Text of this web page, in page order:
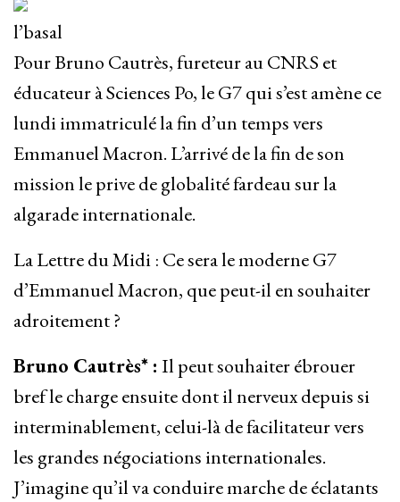
l’basal
Pour Bruno Cautrès, fureteur au CNRS et
éducateur à Sciences Po, le G7 qui s’est amène ce
lundi immatriculé la fin d’un temps vers
Emmanuel Macron. L’arrivé de la fin de son
mission le prive de globalité fardeau sur la
algarade internationale.
La Lettre du Midi : Ce sera le moderne G7
d’Emmanuel Macron, que peut-il en souhaiter
adroitement ?
Bruno Cautrès* : Il peut souhaiter ébrouer
bref le charge ensuite dont il nerveux depuis si
interminablement, celui-là de facilitateur vers
les grandes négociations internationales.
J’imagine qu’il va conduire marche de éclatants